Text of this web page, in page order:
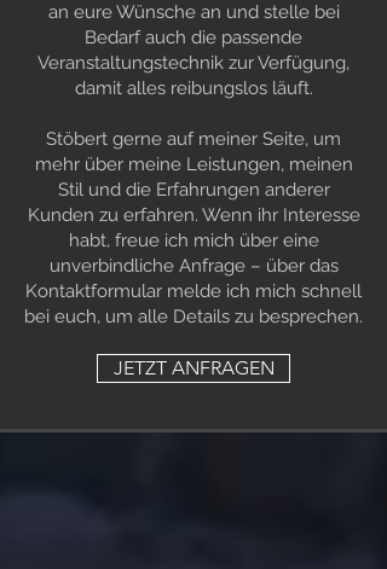
an eure Wünsche an und stelle bei
Bedarf auch die passende
Veranstaltungstechnik zur Verfügung,
damit alles reibungslos läuft.
Stöbert gerne auf meiner Seite, um
mehr über meine Leistungen, meinen
Stil und die Erfahrungen anderer
Kunden zu erfahren. Wenn ihr Interesse
habt, freue ich mich über eine
unverbindliche Anfrage – über das
Kontaktformular melde ich mich schnell
bei euch, um alle Details zu besprechen.
JETZT ANFRAGEN